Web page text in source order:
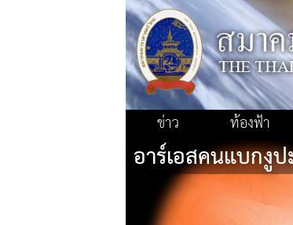
ข่าว ท้องฟ้า
อาร์เอสคนแบกงู